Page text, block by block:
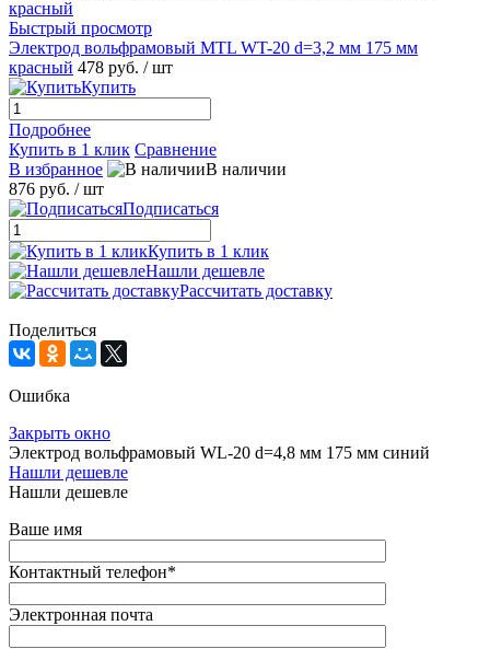
Быстрый просмотр
Электрод вольфрамовый MTL WT-20 d=3,2 мм 175 мм
красный 478 руб. / шт
Купить
Подробнее
Купить в 1 клик Сравнение
В избранное
В наличии
876 руб. / шт
Подписаться
Купить в 1 клик
Нашли дешевле
Рассчитать доставку
Поделиться
Ошибка
Закрыть окно
Электрод вольфрамовый WL-20 d=4,8 мм 175 мм синий
Нашли дешевле
Нашли дешевле
Ваше имя
Контактный телефон*
Электронная почта